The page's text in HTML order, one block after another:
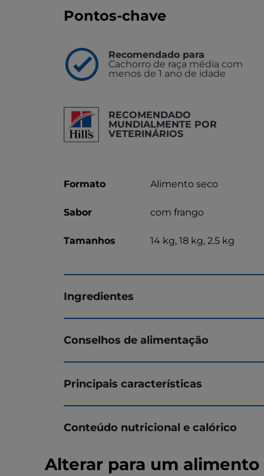
Pontos-chave
Recomendado para
Cachorro de raça média com
menos de 1 ano de idade
RECOMENDADO
MUNDIALMENTE POR
VETERINÁRIOS
Formato Alimento seco
Sabor com frango
Tamanhos 14 kg, 18 kg, 2.5 kg
Ingredientes
Conselhos de alimentação
Principais características
Conteúdo nutricional e calórico
Alterar para um alimento